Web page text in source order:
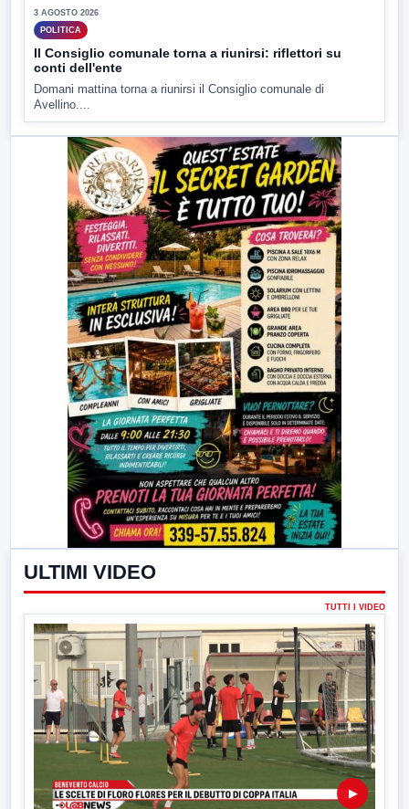
3 AGOSTO 2026
POLITICA
Il Consiglio comunale torna a riunirsi: riflettori su
conti dell'ente
Domani mattina torna a riunirsi il Consiglio comunale di
Avellino....
ULTIMI VIDEO
TUTTI I VIDEO
▶